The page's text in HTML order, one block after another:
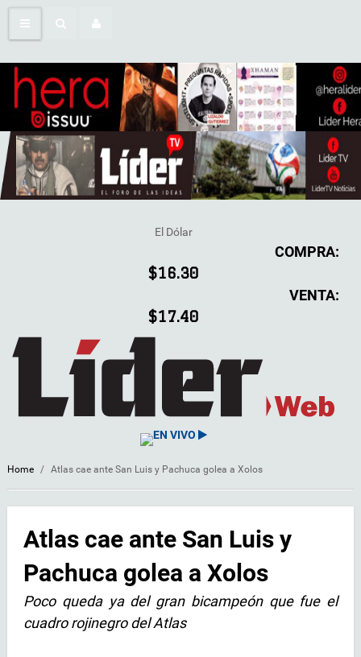
El Dólar
COMPRA:
$16.30
VENTA:
$17.40
EN VIVO
Home / Atlas cae ante San Luis y Pachuca golea a Xolos
Atlas cae ante San Luis y
Pachuca golea a Xolos
Poco queda ya del gran bicampeón que fue el
cuadro rojinegro del Atlas